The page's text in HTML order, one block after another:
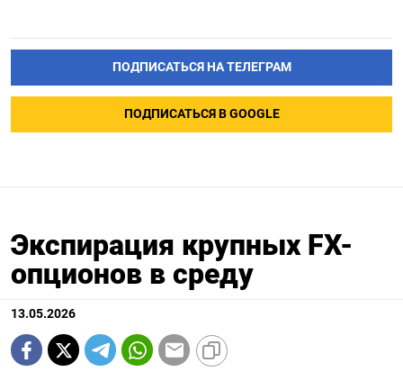
ПОДПИСАТЬСЯ НА ТЕЛЕГРАМ
ПОДПИСАТЬСЯ В GOOGLE
Экспирация крупных FX-
опционов в среду
13.05.2026